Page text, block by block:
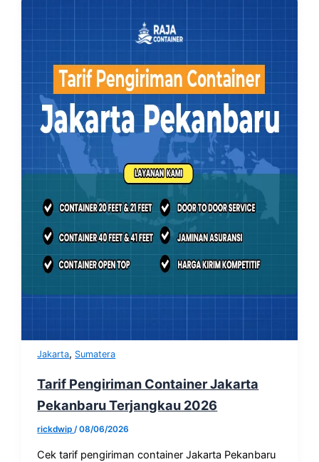
Jakarta, Sumatera
Tarif Pengiriman Container Jakarta
Pekanbaru Terjangkau 2026
rickdwip/08/06/2026
Cek tarif pengiriman container Jakarta Pekanbaru